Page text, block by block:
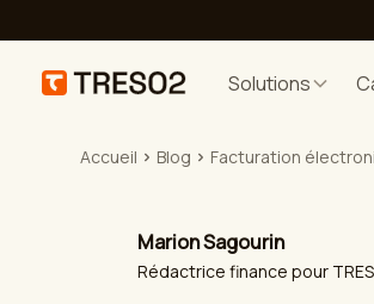
Solutions
Accueil Blog Facturation
Marion Sagourin
Rédactrice finance pour